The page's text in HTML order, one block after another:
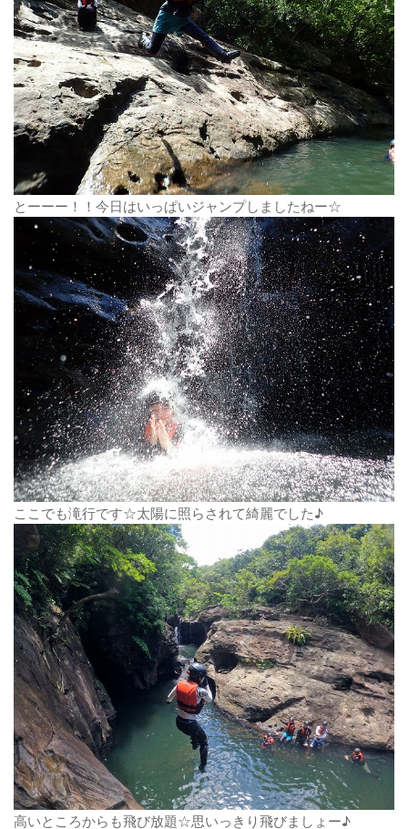
とーーー！！今日はいっぱいジャンプしましたねー☆
ここでも滝行です☆太陽に照らされて綺麗でした♪
高いところからも飛び放題☆思いっきり飛びましょー♪